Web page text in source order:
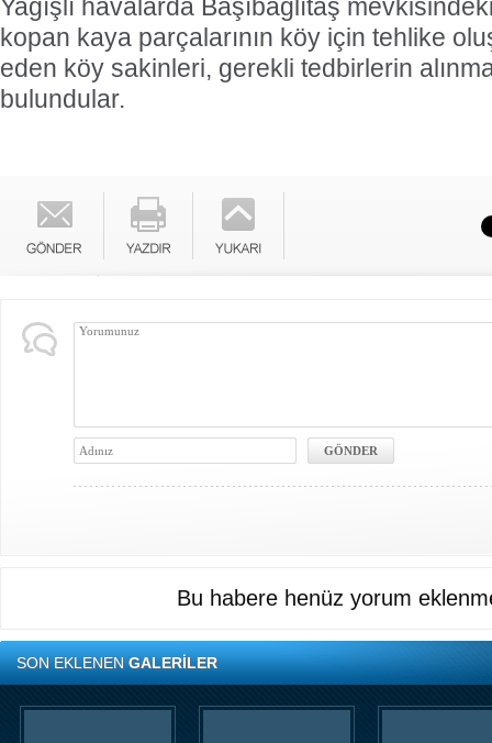
Yağışlı havalarda Başıbağlıtaş
kopan kaya parçalarının köy için tehlike
eden köy sakinleri, gerekli tedbirlerin
bulundular.
Bu habere henüz yorum
SON EKLENENGALERİLER